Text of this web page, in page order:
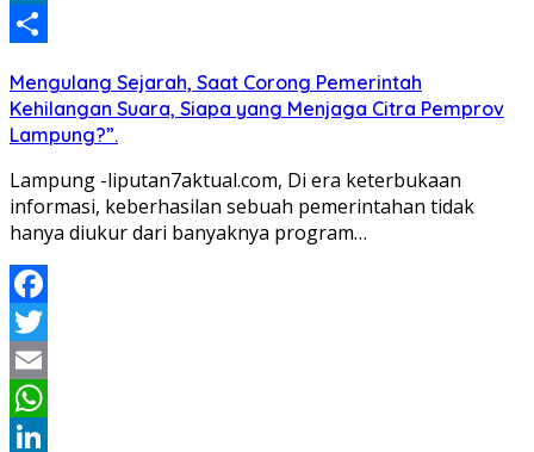
LinkedIn
Mengulang Sejarah, Saat Corong Pemerintah
Kehilangan Suara, Siapa yang Menjaga Citra Pemprov
Lampung?”.
Lampung -liputan7aktual.com, Di era keterbukaan
informasi, keberhasilan sebuah pemerintahan tidak
hanya diukur dari banyaknya program…
Facebook
Twitter
Email
WhatsApp